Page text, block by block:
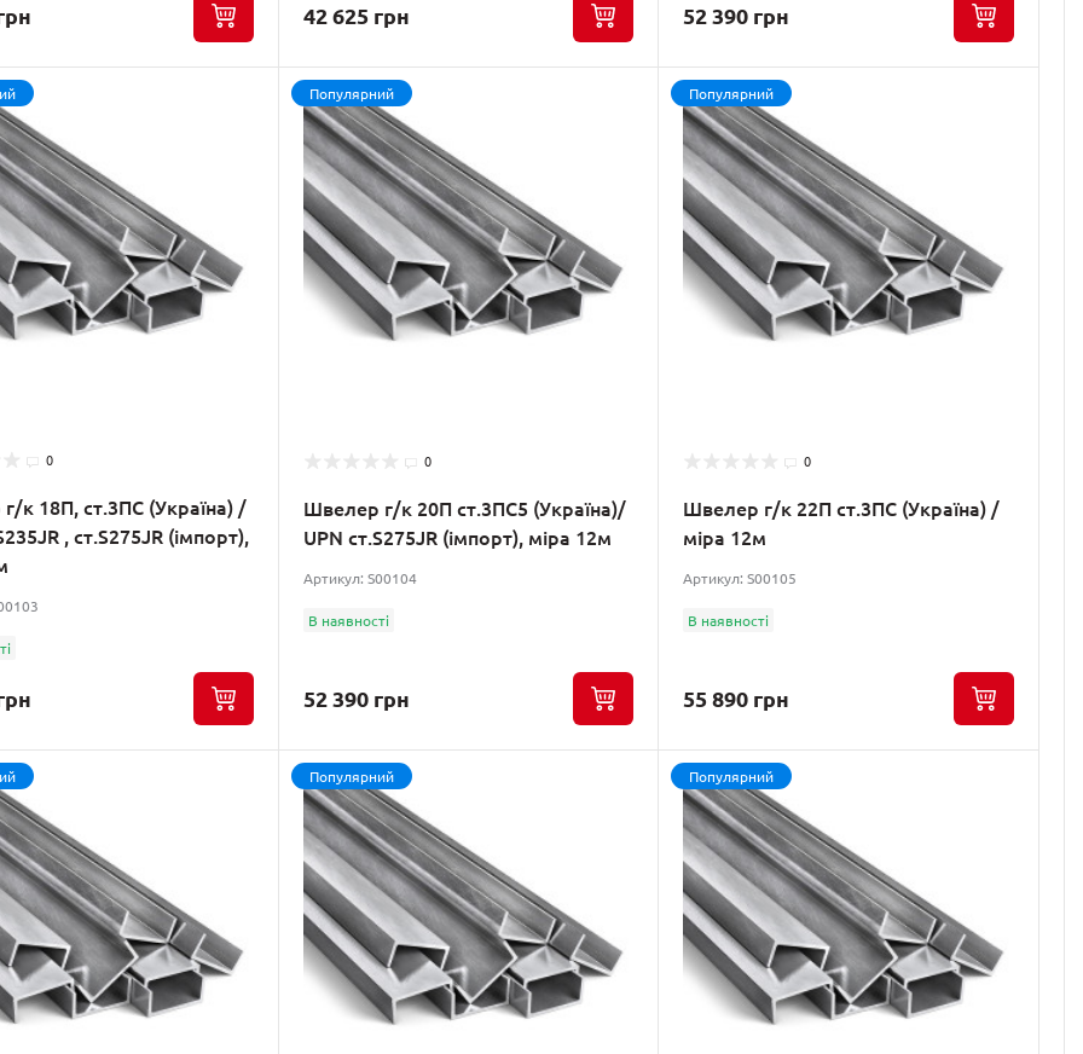
42 625 грн 52 390 грн
0
к 18П, ст.3ПС (Україна) /
, ст.S275JR (імпорт),
Популярний
0
Швелер г/к 20П ст.3ПС5 (Україна)/
UPN ст.S275JR (імпорт), міра 12м
Артикул: S00104
В наявності
52 390 грн
Популярний
0
Швелер г/к 22П ст.3ПС (Україна) /
міра 12м
Артикул: S00105
В наявності
55 890 грн
Популярний Популярний